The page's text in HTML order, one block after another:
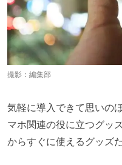
撮影：編集部
気軽に導入できて思いの
マホ関連の役に立つグッ
からすぐに使えるグッズ